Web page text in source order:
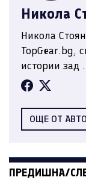
Никола
Никола
TopGear.bg,
истории зад
ОЩЕ ОТ
ПРЕДИШНА/